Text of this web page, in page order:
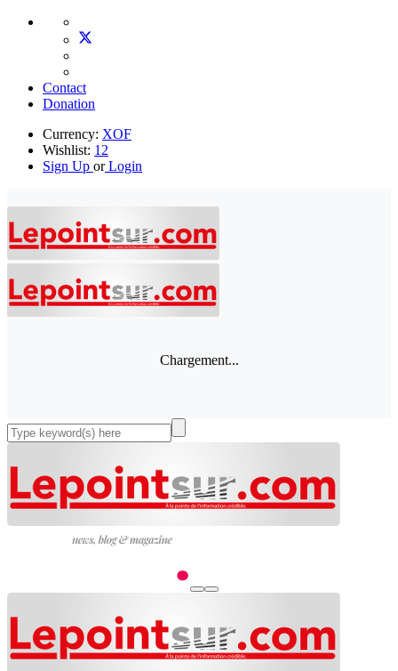
Contact
Donation
Currency: XOF
Wishlist: 12
Sign Up orLogin
Chargement...